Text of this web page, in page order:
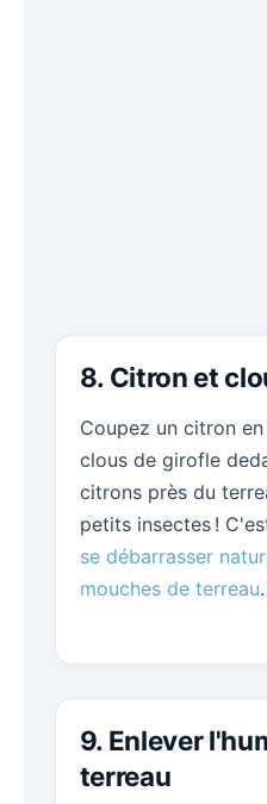
8. Citron et
Coupez un citron
clous de girofle
citrons près du
petits insectes !
se débarrasser
mouches de terreau.
9. Enlever
terreau